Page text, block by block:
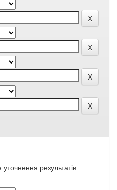
результатів